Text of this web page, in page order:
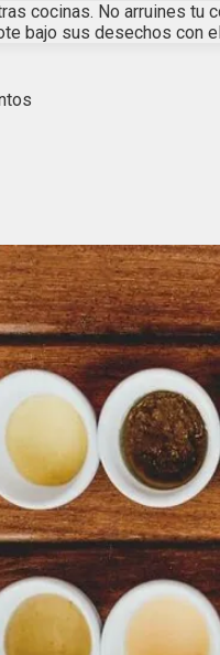
cocinas. No arruines tu
bajo sus desechos con